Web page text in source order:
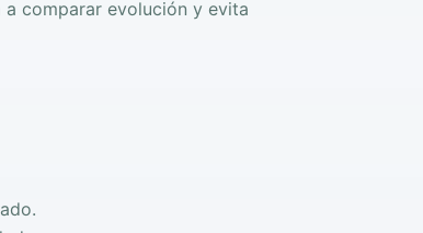
comparar evolución y evita